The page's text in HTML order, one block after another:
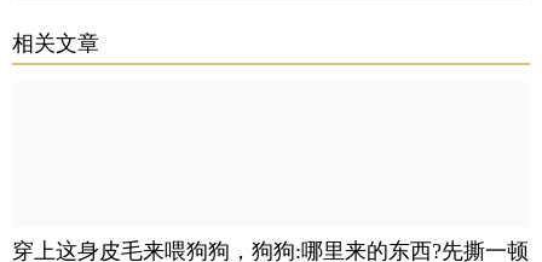
相关文章